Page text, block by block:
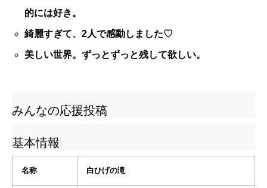
的には好き。
綺麗すぎて、2人で感動しました♡
美しい世界。ずっとずっと残して欲しい。
みんなの応援投稿
基本情報
名称 白ひげの滝